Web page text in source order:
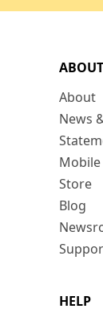
ABOUT
About
News
Mobile
Store
Blog
HELP